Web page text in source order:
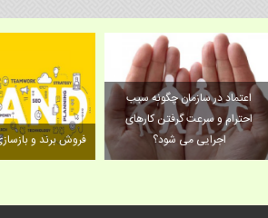
فروش برند
اعتماد در سازمان چگونه سبب
احترام و سرعت گرفتن کارهای
اجرایی می شود؟